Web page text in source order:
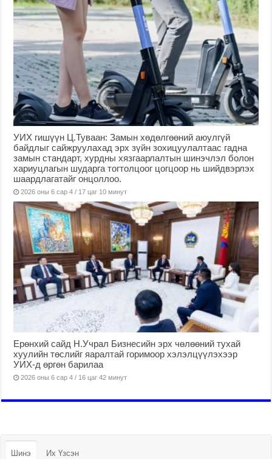
УИХ гишүүн Ц.Туваан: Замын хөдөлгөөний аюулгүй
байдлыг сайжруулахад эрх зүйн зохицуулалтаас гадна
замын стандарт, хурдны хязгаарлалтын шинэчлэл болон
хариуцлагын шударга тогтолцоог цогцоор нь шийдвэрлэх
шаардлагатайг онцоллоо.
2026 оны 6 сар 4 / 17 цаг 10 минут
Ерөнхий сайд Н.Учрал Бизнесийн эрх чөлөөний тухай
хуулийн төслийг яаралтай горимоор хэлэлцүүлэхээр
УИХ-д өргөн барилаа
2026 оны 6 сар 4 / 16 цаг 42 минут
Шинэ Их Үзсэн